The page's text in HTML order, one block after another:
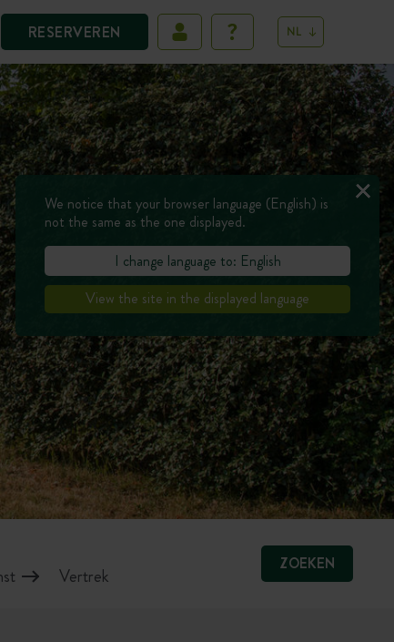
RESERVEREN NL
ZOEKEN
We notice that your browser language (English) is
not the same as the one displayed.
I change language to: English
View the site in the displayed language